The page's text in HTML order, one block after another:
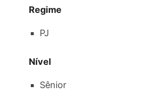
Regime
PJ
Nível
Sênior